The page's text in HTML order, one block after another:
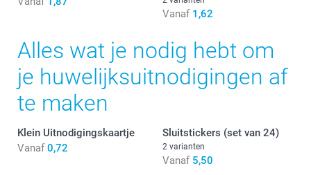
Vanaf 1,62
Alles wat je nodig hebt om
je huwelijksuitnodigingen af
te maken
Klein Uitnodigingskaartje
Vanaf 0,72
Sluitstickers (set van 24)
2 varianten
Vanaf 5,50